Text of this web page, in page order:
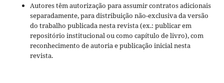
Autores têm autorização para assumir contratos adicionais
separadamente, para distribuição não-exclusiva da versão
do trabalho publicada nesta revista (ex.: publicar em
repositório institucional ou como capítulo de livro), com
reconhecimento de autoria e publicação inicial nesta
revista.